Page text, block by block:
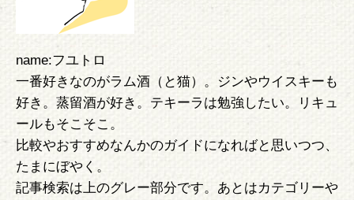
name:フユトロ
一番好きなのがラム酒（と猫）。ジンやウイスキーも
好き。蒸留酒が好き。テキーラは勉強したい。リキュ
ールもそこそこ。
比較やおすすめなんかのガイドになればと思いつつ、
たまにぼやく。
記事検索は上のグレー部分です。あとはカテゴリーや